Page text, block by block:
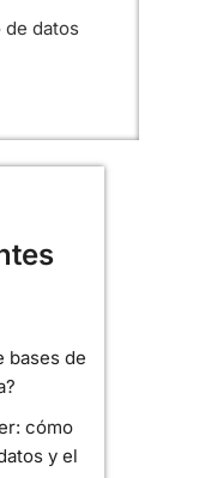
de datos
bases de
cómo
y el